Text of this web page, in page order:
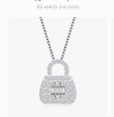
約 HKD 28,000